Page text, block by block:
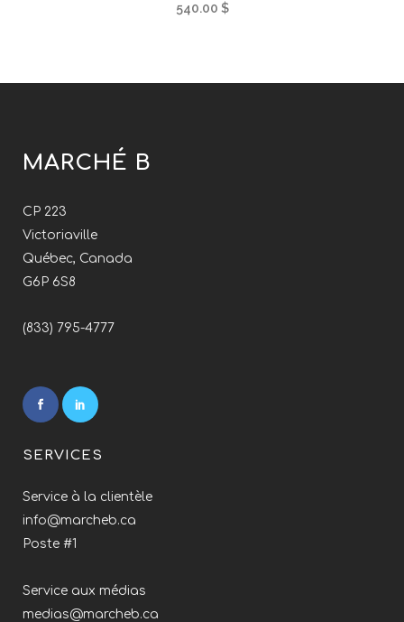
540.00 $
MARCHÉ B
CP 223
Victoriaville
Québec, Canada
G6P 6S8
(833) 795-4777
SERVICES
Service à la clientèle
info@marcheb.ca
Poste #1
Service aux médias
medias@marcheb.ca